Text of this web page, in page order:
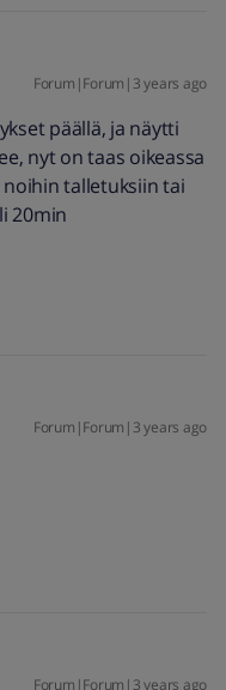
Forum|Forum|3 years ago
päällä, ja näytti
nyt on taas oikeassa
talletuksiin tai
20min
Forum|Forum|3 years ago
Forum|Forum|3 years ago